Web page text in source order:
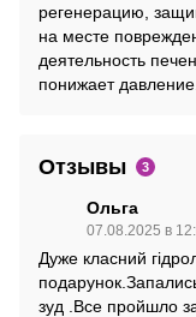
регенерацию,
на месте
деятельность
понижает давление.
Отзывы 3
Ольга
07.08.2025 в
Дуже класний
зуд .Все пройшло